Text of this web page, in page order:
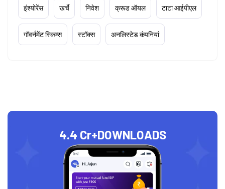
इंश्योरेंस खर्चे निवेश क्रूड ऑयल टाटा आईपीएल
गॉवर्नमेंट स्किम्स स्टॉक्स अनलिस्टेड कंपनियां
4.4 Cr+DOWNLOADS